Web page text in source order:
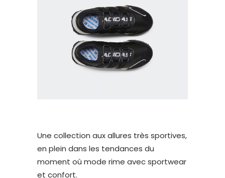
Une collection aux allures très sportives,
en plein dans les tendances du
moment où mode rime avec sportwear
et confort.